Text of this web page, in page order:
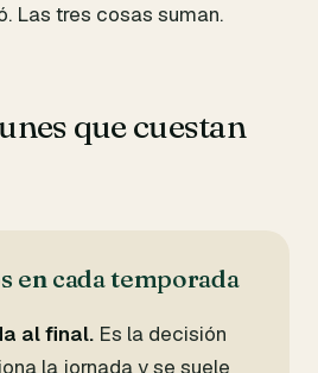
Las tres cosas suman.
que cuestan
en cada temporada
al final. Es la decisión
la jornada y se suele